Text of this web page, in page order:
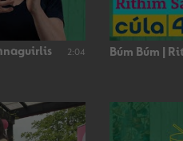
2:04 Búm Búm |